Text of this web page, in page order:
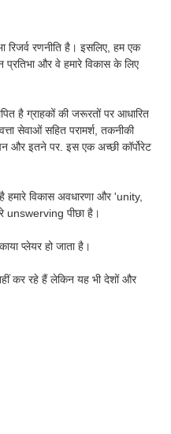
रिजर्व रणनीति है। इसलिए, हम एक
और वे हमारे विकास के लिए
है ग्राहकों की जरूरतों पर आधारित
सेवाओं सहित परामर्श, तकनीकी
और इतने पर. इस एक अच्छी कॉर्पोरेट
विकास अवधारणा और 'unity,
unswerving पीछा है।
प्लेयर हो जाता है।
कर रहे हैं लेकिन यह भी देशों और